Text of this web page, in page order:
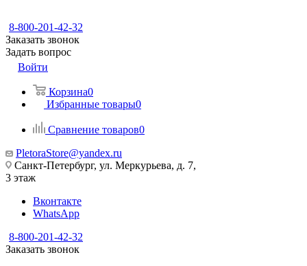
8-800-201-42-32
Заказать звонок
Задать вопрос
Войти
Корзина0
Избранные товары0
Сравнение товаров0
PletoraStore@yandex.ru
Санкт-Петербург, ул. Меркурьева, д. 7,
3 этаж
Вконтакте
WhatsApp
8-800-201-42-32
Заказать звонок